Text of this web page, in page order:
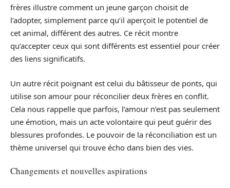
frères illustre comment un jeune garçon choisit de
l’adopter, simplement parce qu’il aperçoit le potentiel de
cet animal, différent des autres. Ce récit montre
qu’accepter ceux qui sont différents est essentiel pour créer
des liens significatifs.
Un autre récit poignant est celui du bâtisseur de ponts, qui
utilise son amour pour réconcilier deux frères en conflit.
Cela nous rappelle que parfois, l’amour n’est pas seulement
une émotion, mais un acte volontaire qui peut guérir des
blessures profondes. Le pouvoir de la réconciliation est un
thème universel qui trouve écho dans bien des vies.
Changements et nouvelles aspirations